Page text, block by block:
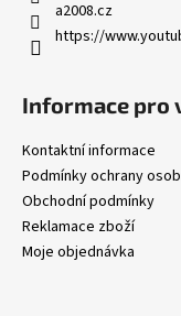
a2008.cz
https://
Informace pro
Kontaktní informace
Podmínky ochrany
Obchodní podmínky
Reklamace zboží
Moje objednávka